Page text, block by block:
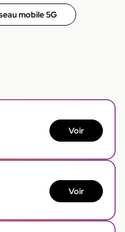
mobile 5G
Voir
Voir